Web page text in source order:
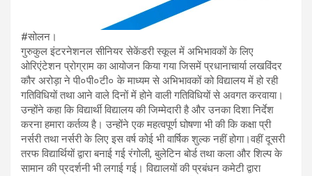
#सोलन।
गुरुकुल इंटरनेशनल सीनियर सेकेंडरी स्कूल में अभिभावकों के लिए
ओरिएंटेशन प्रोग्राम का आयोजन किया गया जिसमें प्रधानाचार्या लखविंदर
कौर अरोड़ा ने पी०पी०टी० के माध्यम से अभिभावकों को विद्यालय में हो रही
गतिविधियों तथा आने वाले दिनों में होने वाली गतिविधियों से अवगत करवाया।
उन्होंने कहा कि विद्यार्थी विद्यालय की जिम्मेदारी है और उनका दिशा निर्देश
करना हमारा कर्तव्य है। उन्होंने एक महत्वपूर्ण घोषणा भी की कि कक्षा प्री
नर्सरी तथा नर्सरी के लिए इस वर्ष कोई भी वार्षिक शुल्क नहीं होगा।वहीं दूसरी
तरफ विद्यार्थियों द्वारा बनाई गई रंगोली, बुलेटिन बोर्ड तथा कला और शिल्प के
सामान की प्रदर्शनी भी लगाई गई। विद्यालयों की प्रबंधन कमेटी द्वारा